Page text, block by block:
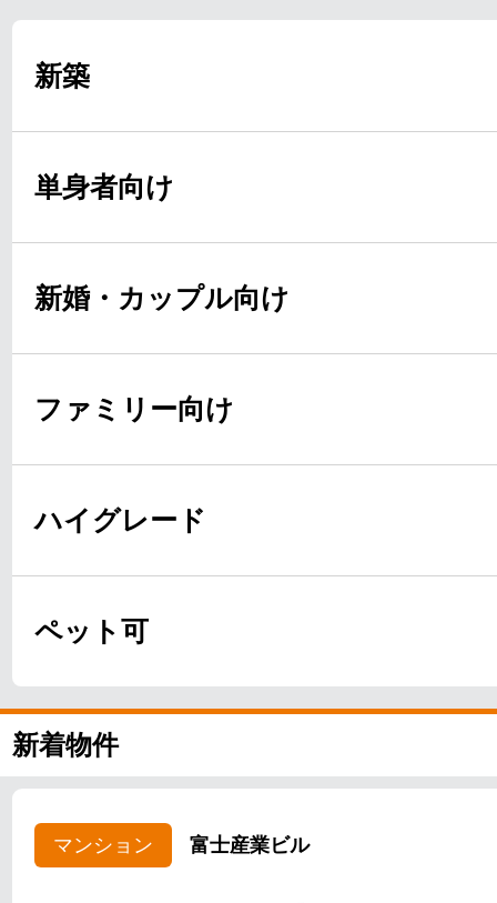
新築
単身者向け
新婚・カップル向け
ファミリー向け
ハイグレード
ペット可
新着物件
マンション 富士産業ビル